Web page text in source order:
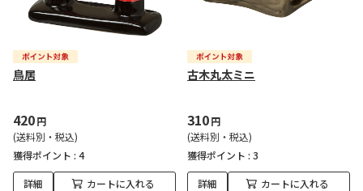
鳥居
420円
(送料別・税込)
獲得ポイント : 4
詳細 カートに入れる
古木丸太ミニ
310円
(送料別・税込)
獲得ポイント : 3
詳細 カートに入れる